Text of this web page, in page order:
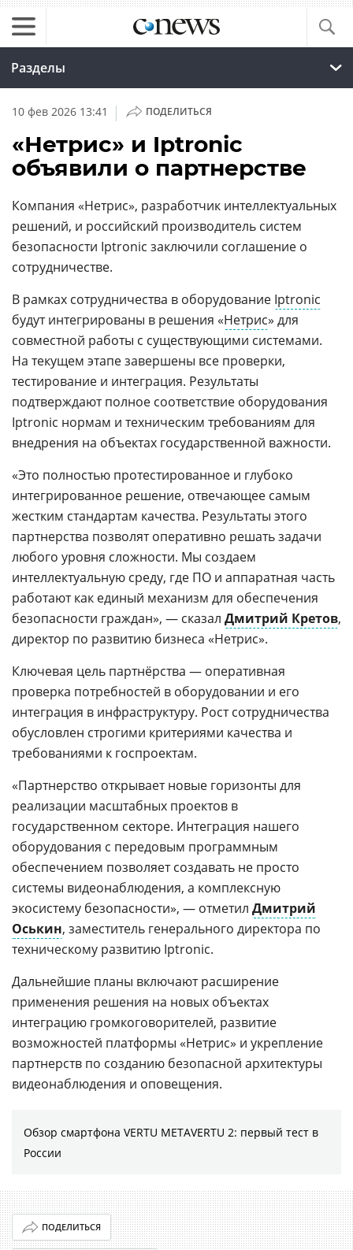
Разделы
10 фев 2026 13:41 | ПОДЕЛИТЬСЯ
«Нетрис» и Iptronic
объявили о партнерстве
Компания «Нетрис», разработчик интеллектуальных
решений, и российский производитель систем
безопасности Iptronic заключили соглашение о
сотрудничестве.
В рамках сотрудничества в оборудование Iptronic
будут интегрированы в решения «Нетрис» для
совместной работы с существующими системами.
На текущем этапе завершены все проверки,
тестирование и интеграция. Результаты
подтверждают полное соответствие оборудования
Iptronic нормам и техническим требованиям для
внедрения на объектах государственной важности.
«Это полностью протестированное и глубоко
интегрированное решение, отвечающее самым
жестким стандартам качества. Результаты этого
партнерства позволят оперативно решать задачи
любого уровня сложности. Мы создаем
интеллектуальную среду, где ПО и аппаратная часть
работают как единый механизм для обеспечения
безопасности граждан», — сказал Дмитрий Кретов,
директор по развитию бизнеса «Нетрис».
Ключевая цель партнёрства — оперативная
проверка потребностей в оборудовании и его
интеграция в инфраструктуру. Рост сотрудничества
обусловлен строгими критериями качества и
требованиями к госпроектам.
«Партнерство открывает новые горизонты для
реализации масштабных проектов в
государственном секторе. Интеграция нашего
оборудования с передовым программным
обеспечением позволяет создавать не просто
системы видеонаблюдения, а комплексную
экосистему безопасности», — отметил Дмитрий
Оськин, заместитель генерального директора по
техническому развитию Iptronic.
Дальнейшие планы включают расширение
применения решения на новых объектах
интеграцию громкоговорителей, развитие
возможностей платформы «Нетрис» и укрепление
партнерств по созданию безопасной архитектуры
видеонаблюдения и оповещения.
Обзор смартфона VERTU METAVERTU 2: первый тест в
России
ПОДЕЛИТЬСЯ